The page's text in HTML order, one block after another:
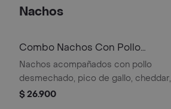
Nachos
Combo Nachos Con Pollo
Desmechado
Nachos acompañados con pollo
desmechado, pico de gallo, cheddar,
jalapeños, frijol refrito, suero costeño
$ 26.900